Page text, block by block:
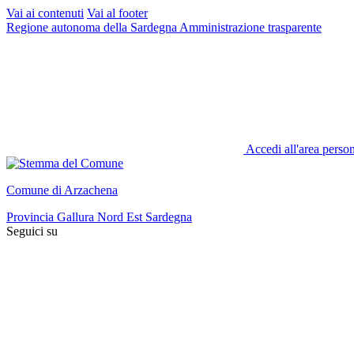
Vai ai contenuti Vai al footer
Regione autonoma della Sardegna Amministrazione trasparente
Accedi all'area
Comune di Arzachena
Provincia Gallura Nord Est Sardegna
Seguici su